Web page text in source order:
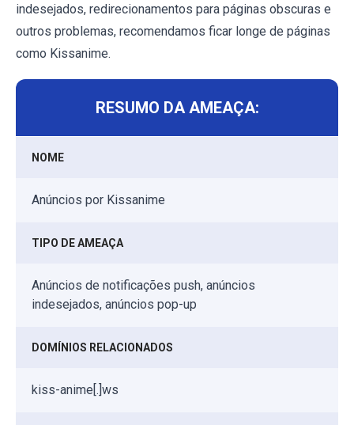
indesejados, redirecionamentos para páginas obscuras e
outros problemas, recomendamos ficar longe de páginas
como Kissanime.
RESUMO DA AMEAÇA:
NOME
Anúncios por Kissanime
TIPO DE AMEAÇA
Anúncios de notificações push, anúncios
indesejados, anúncios pop-up
DOMÍNIOS RELACIONADOS
kiss-anime[.]ws